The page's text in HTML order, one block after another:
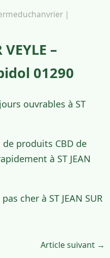
|
VEYLE –
01290
ouvrables à ST
produits CBD de
à ST JEAN
cher à ST JEAN SUR
Article suivant →